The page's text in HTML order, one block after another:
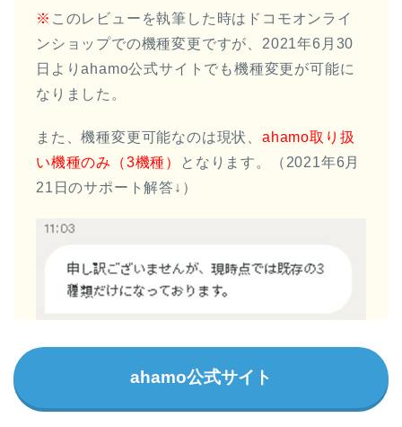
※ このレビューを執筆した時はドコモオンライ
ンショップでの機種変更ですが、2021年6月30
日よりahamo公式サイトでも機種変更が可能に
なりました。
また、機種変更可能なのは現状、 ahamo取り扱
い機種のみ（3機種）
となります。（2021年6月
21日のサポート解答↓）
ahamo公式サイト